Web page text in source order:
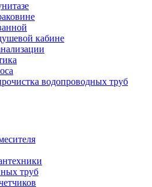
кабине
водопроводных труб
труб